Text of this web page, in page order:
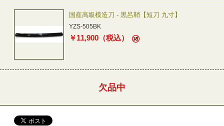
国産高級模造刀 - 黒呂鞘【短刀 九寸】
YZS-505BK
￥11,900 （税込）
欠品中